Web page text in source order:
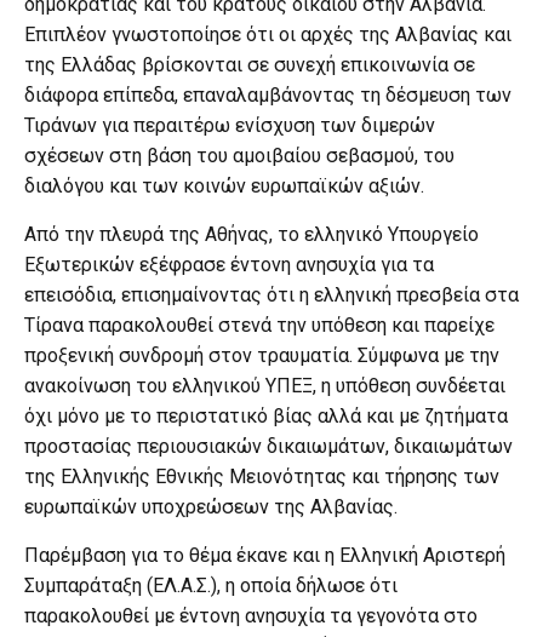
Επιπλέον γνωστοποίησε ότι οι αρχές της Αλβανίας και
της Ελλάδας βρίσκονται σε συνεχή επικοινωνία σε
διάφορα επίπεδα, επαναλαμβάνοντας τη δέσμευση των
Τιράνων για περαιτέρω ενίσχυση των διμερών
σχέσεων στη βάση του αμοιβαίου σεβασμού, του
διαλόγου και των κοινών ευρωπαϊκών αξιών.
Από την πλευρά της Αθήνας, το ελληνικό Υπουργείο
Εξωτερικών εξέφρασε έντονη ανησυχία για τα
επεισόδια, επισημαίνοντας ότι η ελληνική πρεσβεία στα
Τίρανα παρακολουθεί στενά την υπόθεση και παρείχε
προξενική συνδρομή στον τραυματία. Σύμφωνα με την
ανακοίνωση του ελληνικού ΥΠΕΞ, η υπόθεση συνδέεται
όχι μόνο με το περιστατικό βίας αλλά και με ζητήματα
προστασίας περιουσιακών δικαιωμάτων, δικαιωμάτων
της Ελληνικής Εθνικής Μειονότητας και τήρησης των
ευρωπαϊκών υποχρεώσεων της Αλβανίας.
Παρέμβαση για το θέμα έκανε και η Ελληνική Αριστερή
Συμπαράταξη (ΕΛ.Α.Σ.), η οποία δήλωσε ότι
παρακολουθεί με έντονη ανησυχία τα γεγονότα στο